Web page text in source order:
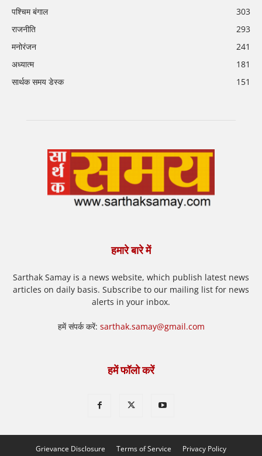
पश्चिम बंगाल
303
राजनीति
293
मनोरंजन
241
अध्यात्म
181
सार्थक समय डेस्क
151
हमारे बारे में
Sarthak Samay is a news website, which publish latest news
articles on daily basis. Subscribe to our mailing list for news
alerts in your inbox.
हमें संपर्क करें: sarthak.samay@gmail.com
हमें फॉलो करें
Grievance Disclosure Terms of Service Privacy Policy